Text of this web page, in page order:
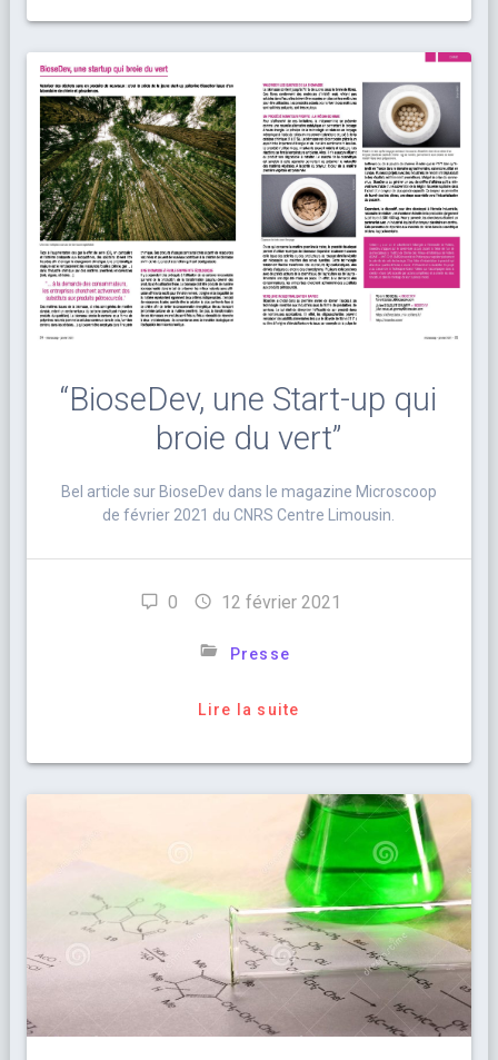
“BioseDev, une Start-up qui
broie du vert”
Bel article sur BioseDev dans le magazine Microscoop
de février 2021 du CNRS Centre Limousin.
0 12 février 2021
Presse
Lire la suite